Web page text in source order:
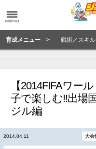
育成メニュー > 戦術／スキル
【2014FIFAワー
子で楽しむ!!出場
ジル編
2014.04.11 大会